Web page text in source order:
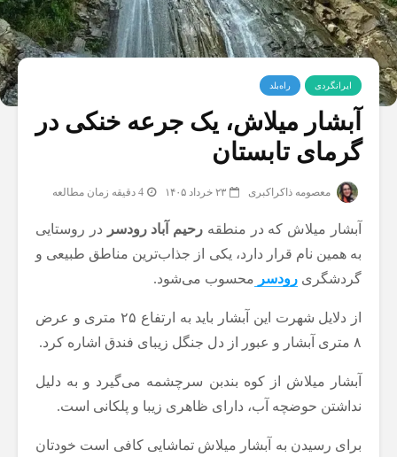
ایرانگردی راه‌بلد
آبشار میلاش، یک جرعه خنکی در
گرمای تابستان
معصومه ذاکراکبری ۲۳ خرداد ۱۴۰۵ 4 دقیقه زمان مطالعه
آبشار میلاش که در منطقه رحیم آباد رودسر در روستایی
به همین نام قرار دارد، یکی از جذاب‌ترین مناطق طبیعی و
گردشگری رودسر محسوب می‌شود.
از دلایل شهرت این آبشار باید به ارتفاع ۲۵ متری و عرض
۸ متری آبشار و عبور از دل جنگل زیبای فندق اشاره کرد.
آبشار میلاش از کوه بندبن سرچشمه می‌گیرد و به دلیل
نداشتن حوضچه آب، دارای ظاهری زیبا و پلکانی است.
برای رسیدن به آبشار میلاش تماشایی کافی است خودتان